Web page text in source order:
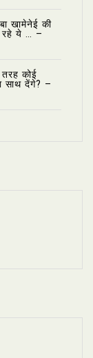
खामेनेई की
रहे ये … –
कोई
साथ देंगे? –